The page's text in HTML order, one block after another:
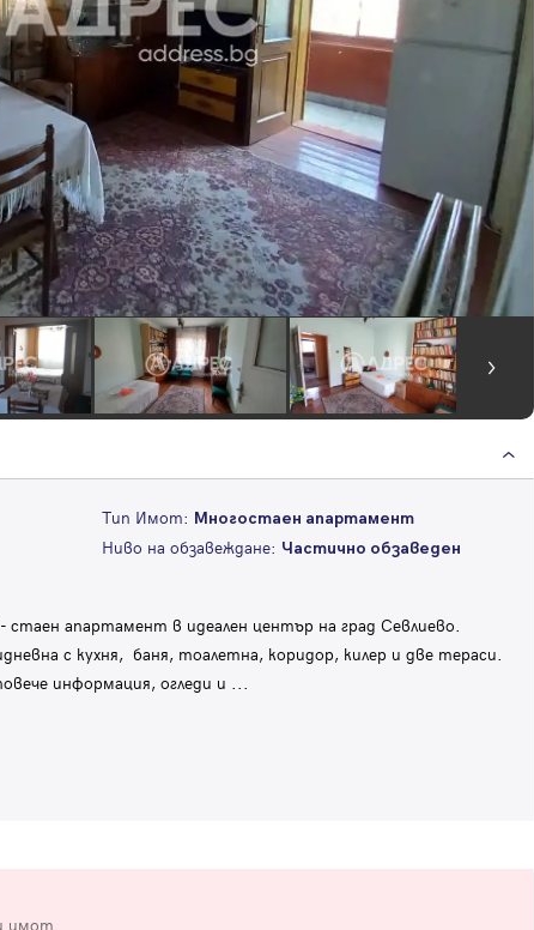
Тип Имот: Многостаен апартамент
Ниво на обзавеждане: Частично обзаведен
апартамент в идеален център на град Севлиево.
с кухня, баня, тоалетна, коридор, килер и две тераси.
информация, огледи и ...
имот.